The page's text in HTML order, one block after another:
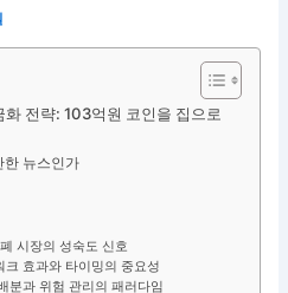
전략: 103억원 코인을 집으로
한 뉴스인가
시장의 성숙도 신호
효과와 타이밍의 중요성
분과 위험 관리의 패러다임